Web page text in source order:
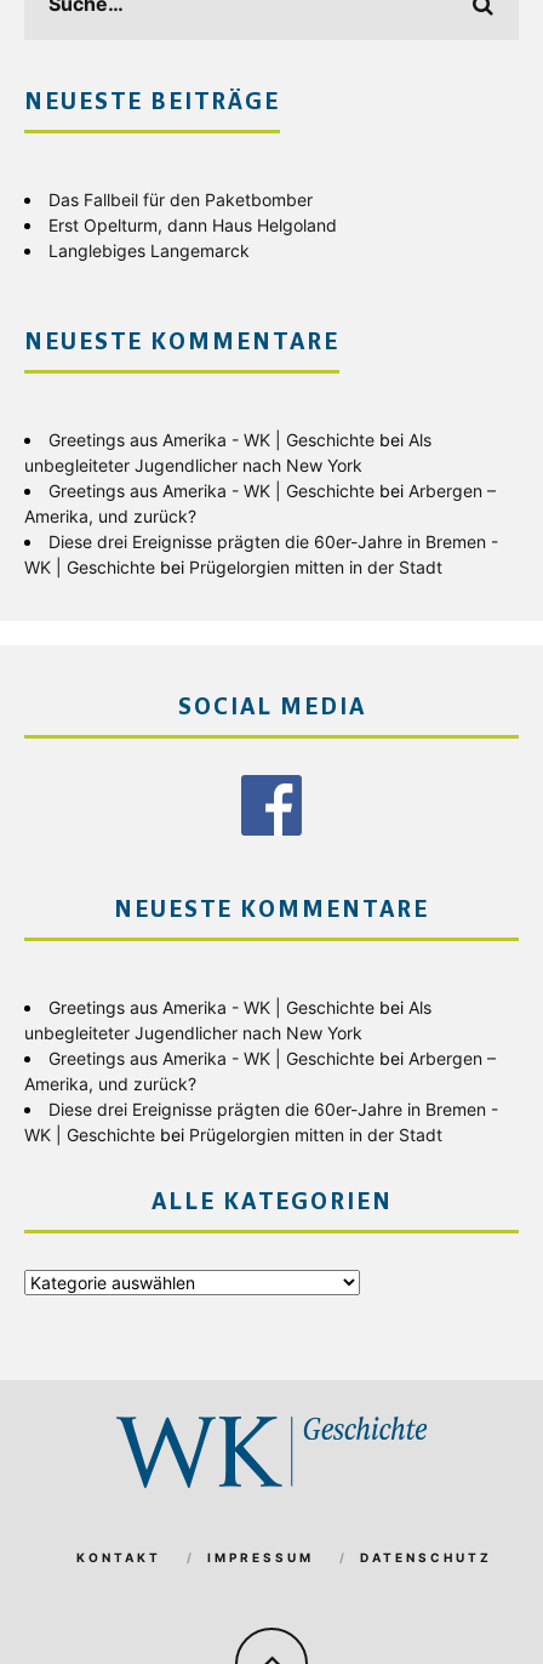
NEUESTE BEITRÄGE
Das Fallbeil für den Paketbomber
Erst Opelturm, dann Haus Helgoland
Langlebiges Langemarck
NEUESTE KOMMENTARE
Greetings aus Amerika - WK | Geschichte bei Als
unbegleiteter Jugendlicher nach New York
Greetings aus Amerika - WK | Geschichte bei Arbergen –
Amerika, und zurück?
Diese drei Ereignisse prägten die 60er-Jahre in Bremen -
WK | Geschichte bei Prügelorgien mitten in der Stadt
SOCIAL MEDIA
NEUESTE KOMMENTARE
Greetings aus Amerika - WK | Geschichte bei Als
unbegleiteter Jugendlicher nach New York
Greetings aus Amerika - WK | Geschichte bei Arbergen –
Amerika, und zurück?
Diese drei Ereignisse prägten die 60er-Jahre in Bremen -
WK | Geschichte bei Prügelorgien mitten in der Stadt
ALLE KATEGORIEN
Alle
KONTAKT IMPRESSUM DATENSCHUTZ